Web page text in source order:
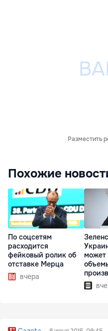
Разместить
Похожие
По соцсетям
расходится
фейковый ролик об
отставке Мерца
вчера
может